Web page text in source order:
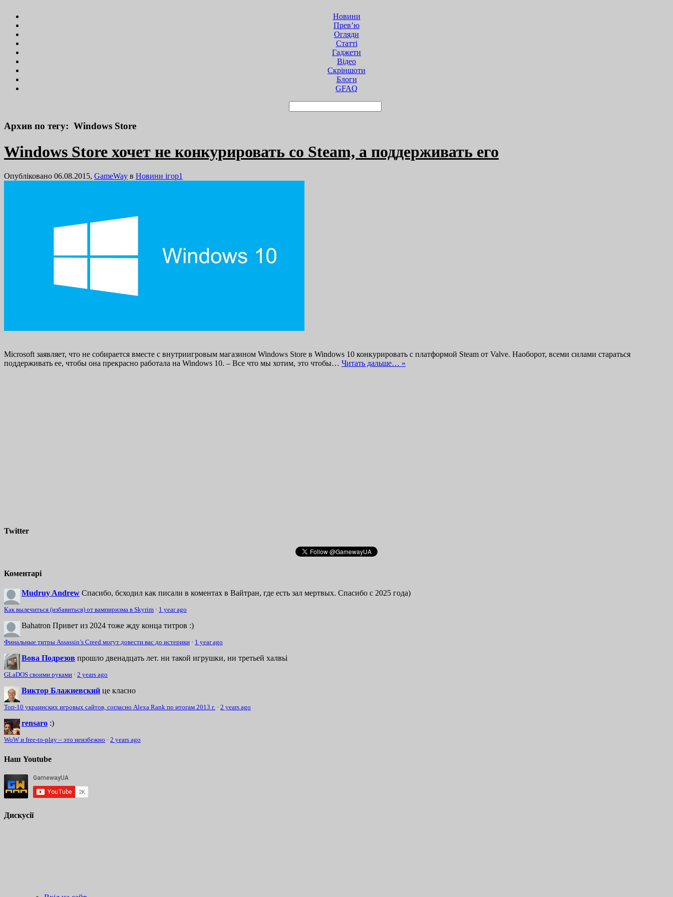
Новини
Прев’ю
Огляди
Статті
Гаджети
Відео
Cкріншоти
Блоги
GFAQ
Архив по тегу: Windows Store
Windows Store хочет не конкурировать со Steam, а поддерживать его
Опубліковано 06.08.2015, GameWay в Новини ігор1
Microsoft заявляет, что не собирается вместе с внутриигровым магазином Windows Store в Windows 10 конкурировать с платформой Steam от Valve. Наоборот, всеми силами стараться
поддерживать ее, чтобы она прекрасно работала на Windows 10. – Все что мы хотим, это чтобы… Читать дальше… »
Twitter
Коментарі
Mudruy Andrew Спасибо, бсходил как писали в коментах в Вайтран, где есть зал мертвых. Спасибо с 2025 года)
Как вылечиться (избавиться) от вампиризма в Skyrim · 1 year ago
Bahatron Привет из 2024 тоже жду конца титров :)
Финальные титры Assassin’s Creed могут довести вас до истерики · 1 year ago
Вова Подрезов прошло двенадцать лет. ни такой игрушки, ни третьей халвьі
GLaDOS своими руками · 2 years ago
Виктор Блажиевский це класно
Топ-10 украинских игровых сайтов, согласно Alexa Rank по итогам 2013 г. · 2 years ago
rensaro :)
WoW и free-to-play – это неизбежно · 2 years ago
Наш Youtube
Дискусії